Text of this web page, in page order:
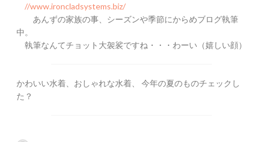
//www.ironcladsystems.biz/
あんずの家族の事、シーズンや季節にからめブログ執筆
中。
執筆なんてチョット大袈裟ですね・・・わーい（嬉しい顔）
かわいい水着、おしゃれな水着、 今年の夏のものチェックし
た？